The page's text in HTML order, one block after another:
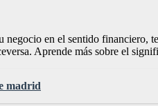
negocio en el sentido financiero,
Aprende más sobre el
madrid